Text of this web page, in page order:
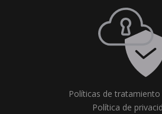
Políticas de
Política de